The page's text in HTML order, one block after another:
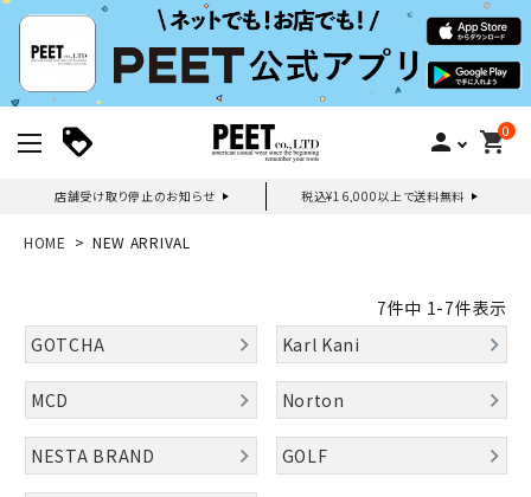
person 0
shopping_cart
店舗受け取り停止のお知らせ 税込¥16,000以上で送料無料
新規会員登録｜ログイン
search
詳しい条件から探す
HOME NEW ARRIVAL
7件中 1-7件表示
GOTCHA
Karl Kani
MCD Norton
NESTA BRAND GOLF